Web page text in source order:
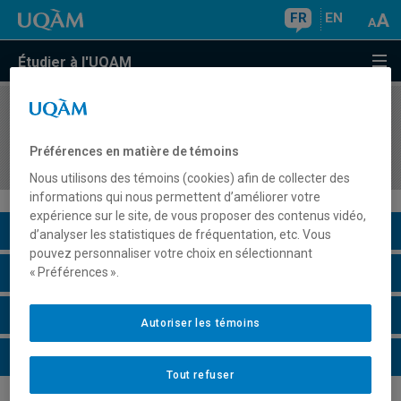
FR EN
Étudier à l'UQAM
COURS//
préscolaire et au primaire
Description du cours
Horaire - Été 2026
Horaire - Automne 2026
Horaire - Hiver 2027
Préférences en matière de témoins
Nous utilisons des témoins (cookies) afin de collecter des
informations qui nous permettent d’améliorer votre
expérience sur le site, de vous proposer des contenus vidéo,
d’analyser les statistiques de fréquentation, etc. Vous
pouvez personnaliser votre choix en sélectionnant
« Préférences ».
Tout refuser
Autoriser les témoins